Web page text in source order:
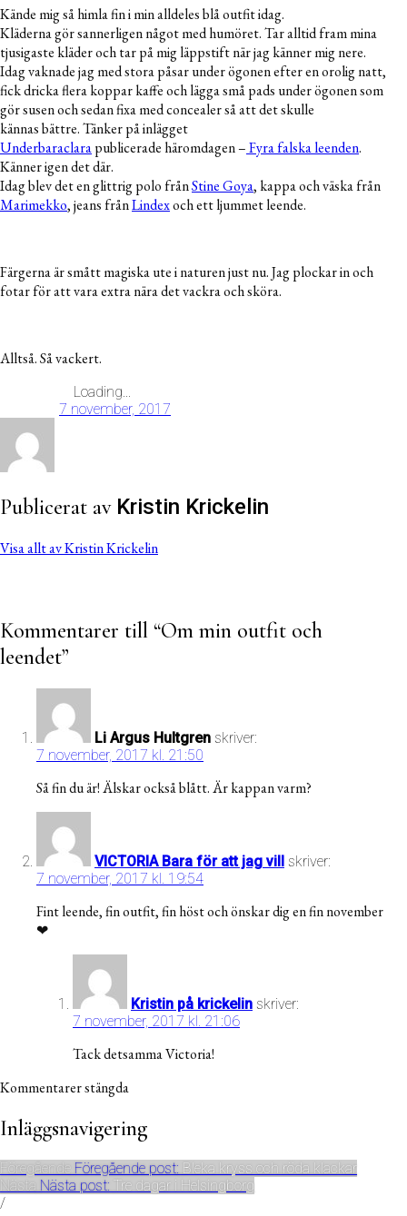
Kände mig så himla fin i min alldeles blå outfit idag.
Kläderna gör sannerligen något med humöret. Tar alltid fram mina
tjusigaste kläder och tar på mig läppstift när jag känner mig nere.
Idag vaknade jag med stora påsar under ögonen efter en orolig natt,
fick dricka flera koppar kaffe och lägga små pads under ögonen som
gör susen och sedan fixa med concealer så att det skulle
kännas bättre. Tänker på inlägget
Underbaraclarapublicerade häromdagen –Fyra falska leenden.
Känner igen det där.
Idag blev det en glittrig polo frånStine Goya, kappa och väska från
Marimekko, jeans frånLindexoch ett ljummet leende.
Färgerna är smått magiska ute i naturen just nu. Jag plockar in och
fotar för att vara extra nära det vackra och sköra.
Alltså. Så vackert.
Loading...
7 november, 2017
Publicerat av Kristin Krickelin
Visa allt av Kristin Krickelin
Kommentarer till “Om min outfit och
leendet”
Li Argus Hultgren skriver:
7 november, 2017 kl. 21:50
Så fin du är! Älskar också blått. Är kappan varm?
VICTORIA Bara för att jag vill skriver:
7 november, 2017 kl. 19:54
Fint leende, fin outfit, fin höst och önskar dig en fin november
❤
Kristin på krickelin skriver:
7 november, 2017 kl. 21:06
Tack detsamma Victoria!
Kommentarer stängda
Inläggsnavigering
Föregående Föregående post: Bleka kryss och röda klackar
Nästa Nästa post: Tre dagar i Helsingborg
/